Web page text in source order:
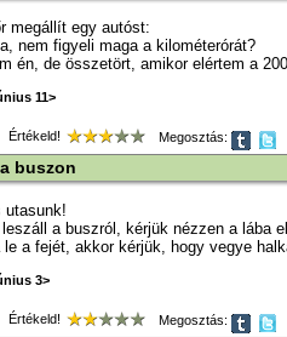
megállít egy autóst:
nem figyeli maga a kilométerórát?
én, de összetört, amikor elértem a
11>
Értékeld! Megosztás:
buszon
utasunk!
a buszról, kérjük nézzen a lába
le a fejét, akkor kérjük, hogy vegye
3>
Értékeld! Megosztás: